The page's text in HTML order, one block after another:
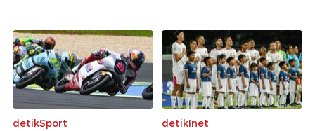
detikSport
detikInet